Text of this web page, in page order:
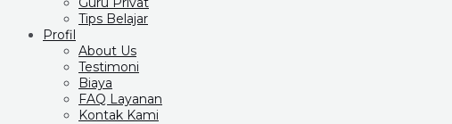
Tips Belajar
Profil
About Us
Testimoni
Biaya
FAQ Layanan
Kontak Kami